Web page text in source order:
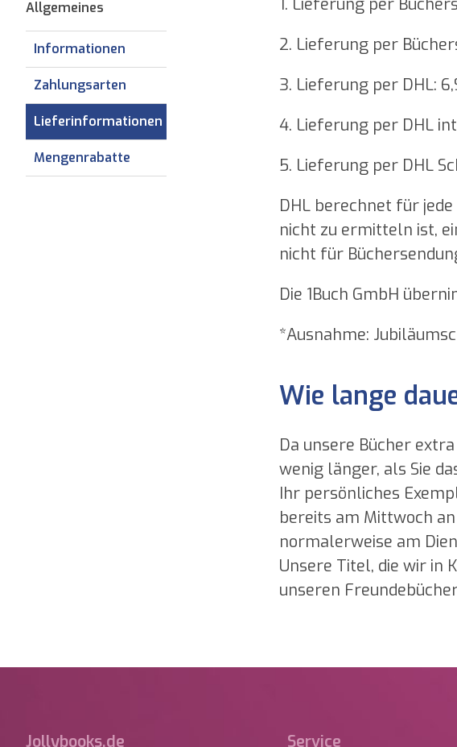
Allgemeines
Informationen
Zahlungsarten
Lieferinformationen
Mengenrabatte
1. Lieferung per
2. Lieferung per
3. Lieferung per DHL:
4. Lieferung per DHL
5. Lieferung per DHL
DHL berechnet für
nicht zu ermitteln ist,
nicht für
Die 1Buch GmbH
*Ausnahme:
Wie lange
Da unsere Bücher
wenig länger, als Sie
Ihr persönliches
bereits am Mittwoch
normalerweise am
Unsere Titel, die wir in
unseren
Jollybooks.de Service